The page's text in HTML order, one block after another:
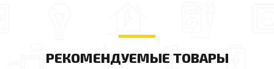
РЕКОМЕНДУЕМЫЕ ТОВАРЫ